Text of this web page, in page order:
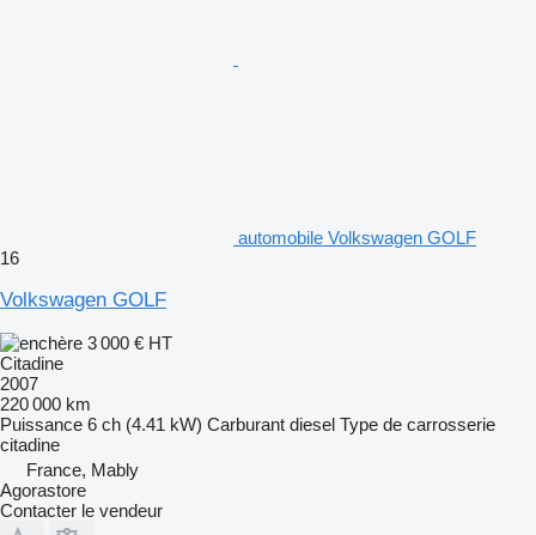
automobile Volkswagen GOLF
16
Volkswagen GOLF
3 000 € HT
Citadine
2007
220 000 km
Puissance 6 ch (4.41 kW) Carburant diesel Type de carrosserie
citadine
France, Mably
Agorastore
Contacter le vendeur